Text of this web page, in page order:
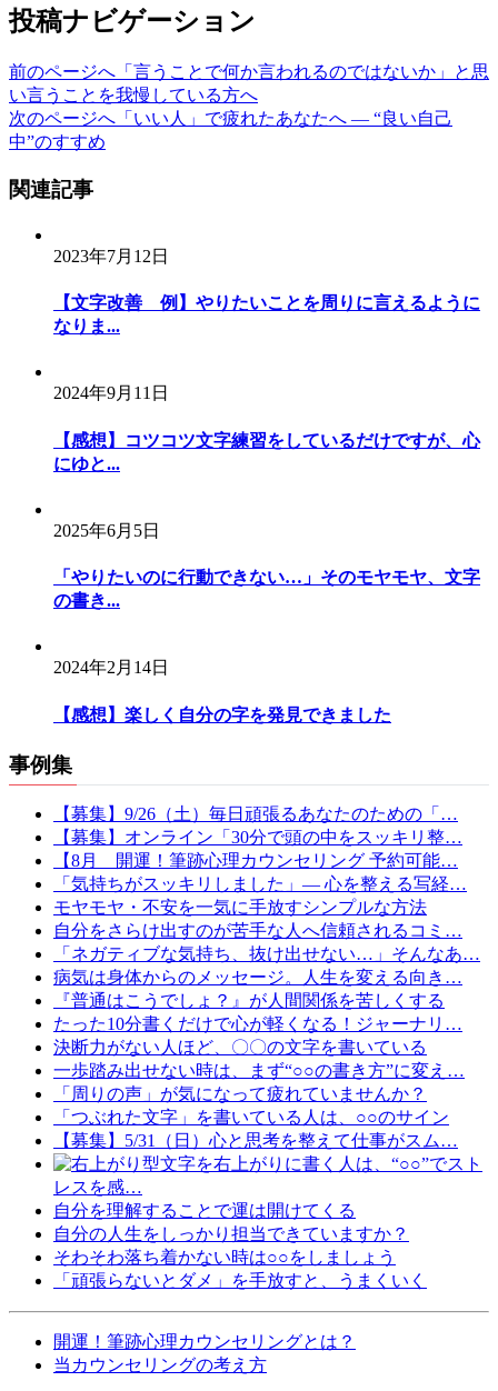
投稿ナビゲーション
前のページへ 「言うことで何か言われるのではないか」と思
い言うことを我慢している方へ
次のページへ 「いい人」で疲れたあなたへ ― “良い自己
中”のすすめ
関連記事
2023年7月12日
【文字改善 例】やりたいことを周りに言えるように
なりま...
2024年9月11日
【感想】コツコツ文字練習をしているだけですが、心
にゆと...
2025年6月5日
「やりたいのに行動できない…」そのモヤモヤ、文字
の書き...
2024年2月14日
【感想】楽しく自分の字を発見できました
事例集
【募集】9/26（土）毎日頑張るあなたのための「…
【募集】オンライン「30分で頭の中をスッキリ整…
【8月 開運！筆跡心理カウンセリング 予約可能…
「気持ちがスッキリしました」— 心を整える写経…
モヤモヤ・不安を一気に手放すシンプルな方法
自分をさらけ出すのが苦手な人へ信頼されるコミ…
「ネガティブな気持ち、抜け出せない…」そんなあ…
病気は身体からのメッセージ。人生を変える向き…
『普通はこうでしょ？』が人間関係を苦しくする
たった10分書くだけで心が軽くなる！ジャーナリ…
決断力がない人ほど、〇〇の文字を書いている
一歩踏み出せない時は、まず“○○の書き方”に変え…
「周りの声」が気になって疲れていませんか？
「つぶれた文字」を書いている人は、○○のサイン
【募集】5/31（日）心と思考を整えて仕事がスム…
文字を右上がりに書く人は、“○○”でスト
レスを感…
自分を理解することで運は開けてくる
自分の人生をしっかり担当できていますか？
そわそわ落ち着かない時は○○をしましょう
「頑張らないとダメ」を手放すと、うまくいく
開運！筆跡心理カウンセリングとは？
当カウンセリングの考え方